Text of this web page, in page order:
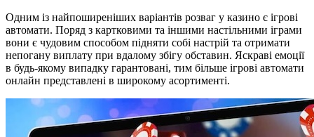
Одним із найпоширеніших варіантів розваг у казино є ігрові
автомати. Поряд з картковими та іншими настільними іграми
вони є чудовим способом підняти собі настрій та отримати
непогану виплату при вдалому збігу обставин. Яскраві емоції
в будь-якому випадку гарантовані, тим більше ігрові автомати
онлайн представлені в широкому асортименті.